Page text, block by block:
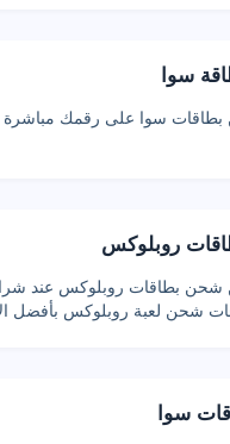
سوا
سوا على رقمك مباشرة
روبلوكس
بطاقات روبلوكس عند
شحن لعبة روبلوكس بأفضل
سوا